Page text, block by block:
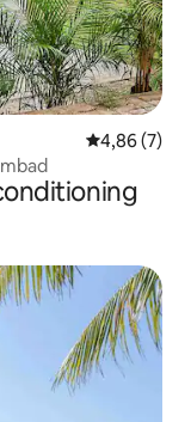
Gemiddelde
4,86 (7)